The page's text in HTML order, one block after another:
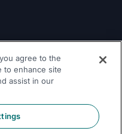
agree to the
to enhance site
assist in our